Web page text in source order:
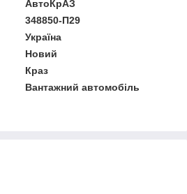
АвтоКрАЗ
348850-П29
Україна
Новий
Краз
Вантажний автомобіль